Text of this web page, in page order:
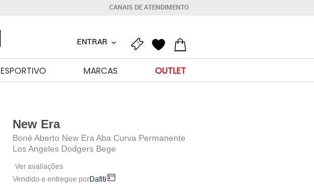
CANAIS DE ATENDIMENTO
ENTRAR
ESPORTIVO MARCAS OUTLET
New Era
Boné Aberto New Era Aba Curva Permanente
Los Angeles Dodgers Bege
Ver avaliações
Vendido e entregue porDafiti